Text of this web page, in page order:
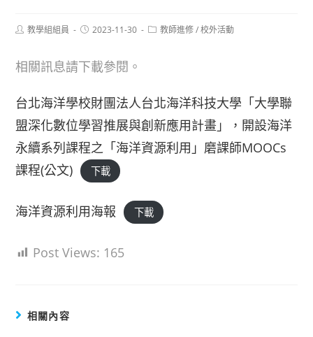
Post教學組組員
Post2023-11-30
Post教師進修 / 校外活動
相關訊息請下載參閱。
台北海洋學校財團法人台北海洋科技大學「大學聯
盟深化數位學習推展與創新應用計畫」，開設海洋
永續系列課程之「海洋資源利用」磨課師MOOCs
課程(公文)
下載
海洋資源利用海報 下載
Post Views: 165
相關內容